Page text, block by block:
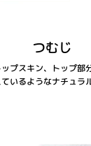
つむじ
プスキン、トップ部
いるようなナチュラ